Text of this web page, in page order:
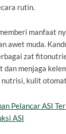
rutin.
manfaat
awet muda.
zat
dan menjaga
nutrisi, kulit
Pelancar ASI
ASI